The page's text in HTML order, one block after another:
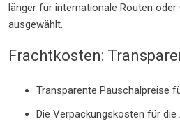
länger für internationale Routen
ausgewählt.
Frachtkosten:
Transparente Pauschalpreise
Die Verpackungskosten für